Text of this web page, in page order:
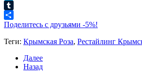
Skype
Tumblr
Поделитесь с друзьями -5%!
Теги: Крымская Роза, Рестайлинг
Далее
Назад